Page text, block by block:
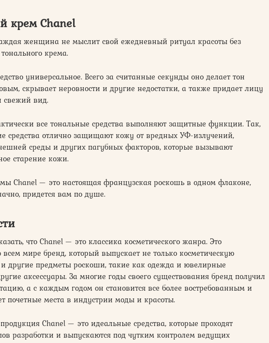
крем Chanel
женщина не мыслит свой ежедневный ритуал красоты без
крема.
универсальное. Всего за считанные секунды оно делает тон
скрывает неровности и другие недостатки, а также придает лицу
свежий вид.
все тональные средства выполняют защитные функции. Так,
средства отлично защищают кожу от вредных УФ-излучений,
среды и других пагубных факторов, которые вызывают
старение кожи.
Chanel — это настоящая французская роскошь в одном флаконе,
придется вам по душе.
что Chanel — это классика косметического жанра. Это
мире бренд, который выпускает не только косметическую
другие предметы роскоши, такие как одежда и ювелирные
аксессуары. За многие годы своего существования бренд получил
а с каждым годом он становится все более востребованным и
почетные места в индустрии моды и красоты.
Chanel — это идеальные средства, которые проходят
разработки и выпускаются под чутким контролем ведущих